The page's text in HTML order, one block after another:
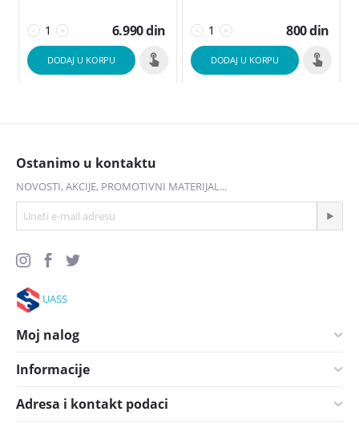
+
− 6.990din
DODAJ U KORPU
+
− 800din
DODAJ U KORPU
Ostanimo u kontaktu
NOVOSTI, AKCIJE, PROMOTIVNI MATERIJAL...
UASS
Moj nalog
Informacije
Adresa i kontakt podaci